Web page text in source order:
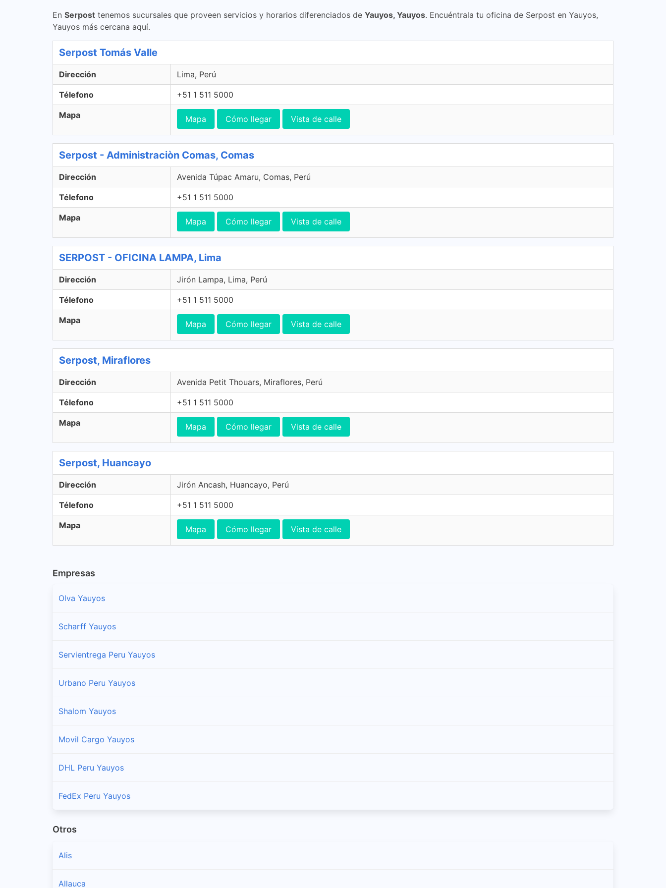
En Serpost tenemos sucursales que proveen servicios y horarios diferenciados de Yauyos, Yauyos. Encuéntrala tu oficina de Serpost en Yauyos,
Yauyos más cercana aquí.
Serpost Tomás Valle
Dirección Lima, Perú
Télefono +51 1 511 5000
Mapa Mapa Cómo llegar Vista de calle
Serpost - Administraciòn Comas, Comas
Dirección Avenida Túpac Amaru, Comas, Perú
Télefono +51 1 511 5000
Mapa Mapa Cómo llegar Vista de calle
SERPOST - OFICINA LAMPA, Lima
Dirección Jirón Lampa, Lima, Perú
Télefono +51 1 511 5000
Mapa Mapa Cómo llegar Vista de calle
Serpost, Miraflores
Dirección Avenida Petit Thouars, Miraflores, Perú
Télefono +51 1 511 5000
Mapa Mapa Cómo llegar Vista de calle
Serpost, Huancayo
Dirección Jirón Ancash, Huancayo, Perú
Télefono +51 1 511 5000
Mapa Mapa Cómo llegar Vista de calle
Empresas
Olva Yauyos
Scharff Yauyos
Servientrega Peru Yauyos
Urbano Peru Yauyos
Shalom Yauyos
Movil Cargo Yauyos
DHL Peru Yauyos
FedEx Peru Yauyos
Otros
Alis
Allauca